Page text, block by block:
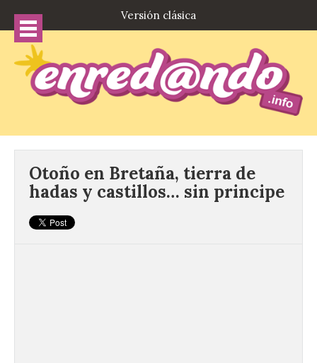
Versión clásica
Otoño en Bretaña, tierra de
hadas y castillos… sin principe